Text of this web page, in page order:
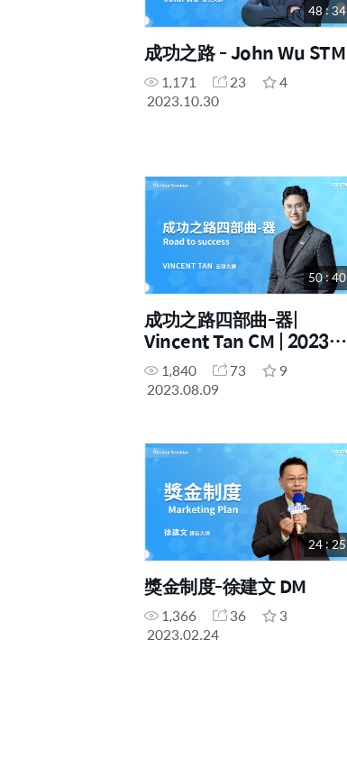
48 : 34
成功之路 - John Wu STM
1,171 23
4
2023.10.30
50 : 40
成功之路四部曲-器|
Vincent Tan CM | 2023年
7月19號 一日研討會
1,840 73
9
2023.08.09
24 : 25
獎金制度-徐建文 DM
1,366 36
3
2023.02.24